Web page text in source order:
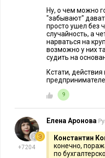
Ну, о чем можно
"забывают"
просто ушел без
случайность, а
нарваться на
возможно у них
судить на
Кстати,
9
+7204
Елена Аронова
Константин
конечно,
по